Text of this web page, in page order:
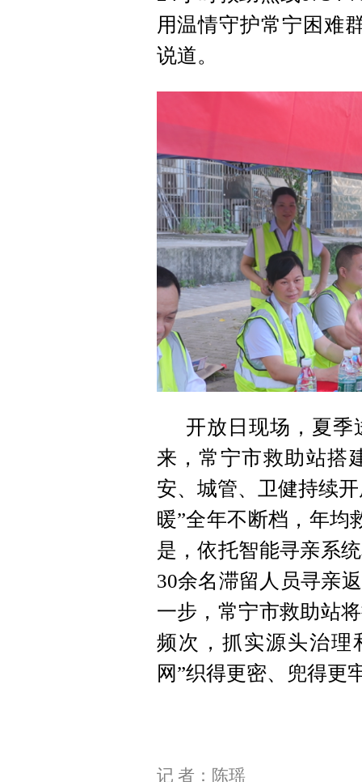
用温情守护常宁困难
说道。
开放日现场，夏季
来，常宁市救助站搭
安、城管、卫健持续
暖”全年不断档，年均
是，依托智能寻亲系
30余名滞留人员寻亲
一步，常宁市救助站
频次，抓实源头治理
网”织得更密、兜得更
记 者：陈瑶